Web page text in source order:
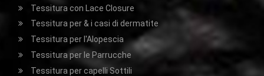
Tessitura con Lace Closure
Tessitura per & i casi di dermatite
Tessitura per l'Alopescia
Tessitura per le Parrucche
Tessitura per capelli Sottili